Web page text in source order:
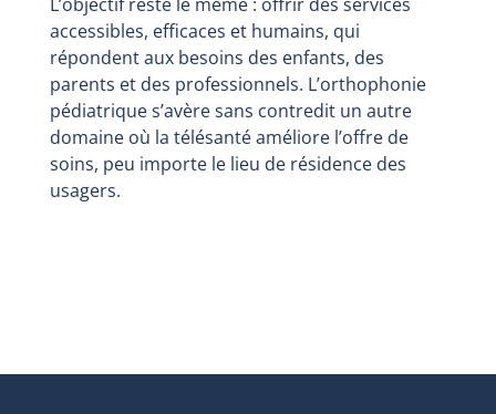
accessibles, efficaces et humains, qui
répondent aux besoins des enfants, des
parents et des professionnels. L’orthophonie
pédiatrique s’avère sans contredit un autre
domaine où la télésanté améliore l’offre de
soins, peu importe le lieu de résidence des
usagers.